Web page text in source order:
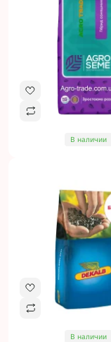
В наличии
В наличии